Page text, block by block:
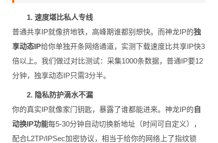
1. 速度堪比私人专线
普通共享IP就像挤地铁，高峰期谁都别想快。而神龙IP的独
享动态IP给你单独开条网络通道，实测下载速度比共享IP快3
倍以上。我们做过对比测试：采集1000条数据，普通IP要12
分钟，独享动态IP只需3分半。
2. 隐私防护滴水不漏
你的真实IP就像家门钥匙，暴露了谁都能进来。神龙IP的自
动换IP功能每5-30分钟自动切换新地址（时间可自定义），
配合L2TP/IPSec加密协议，相当于给你的网络上了指纹锁